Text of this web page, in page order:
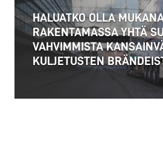
liikenteen etäisyysperusteisen
(Vrachtwagenheffing), joka
HALUATKO OLLA
RAKENTAMASSA YHTÄ
VAHVIMMISTA
KULJETUSTEN